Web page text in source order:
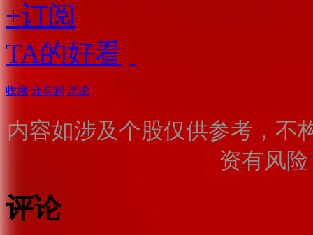
+订阅
TA的好看
收藏 分享到 评论
内容如涉及个股仅供参考，不
资有风
评论